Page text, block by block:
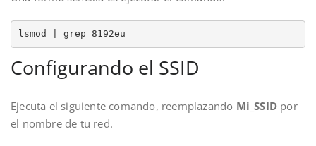
lsmod | grep 8192eu
Configurando el SSID
Ejecuta el siguiente comando, reemplazando Mi_SSID por
el nombre de tu red.